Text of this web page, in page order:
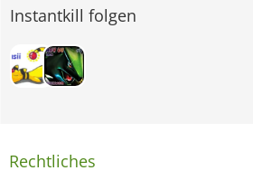
Instantkill folgen
Rechtliches